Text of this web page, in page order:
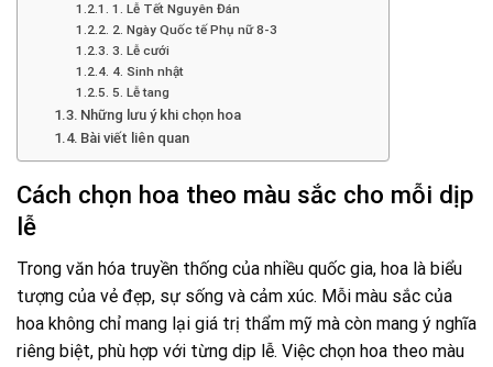
1. Lễ Tết Nguyên Đán
2. Ngày Quốc tế Phụ nữ 8-3
3. Lễ cưới
4. Sinh nhật
5. Lễ tang
Những lưu ý khi chọn hoa
Bài viết liên quan
Cách chọn hoa theo màu sắc cho mỗi dịp
lễ
Trong văn hóa truyền thống của nhiều quốc gia, hoa là biểu
tượng của vẻ đẹp, sự sống và cảm xúc. Mỗi màu sắc của
hoa không chỉ mang lại giá trị thẩm mỹ mà còn mang ý nghĩa
riêng biệt, phù hợp với từng dịp lễ. Việc chọn hoa theo màu